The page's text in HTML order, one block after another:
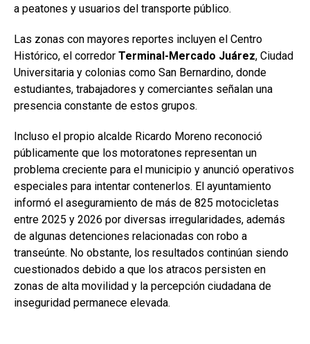
a peatones y usuarios del transporte público.
Las zonas con mayores reportes incluyen el Centro
Histórico, el corredor Terminal-Mercado Juárez, Ciudad
Universitaria y colonias como San Bernardino, donde
estudiantes, trabajadores y comerciantes señalan una
presencia constante de estos grupos.
Incluso el propio alcalde Ricardo Moreno reconoció
públicamente que los motoratones representan un
problema creciente para el municipio y anunció operativos
especiales para intentar contenerlos. El ayuntamiento
informó el aseguramiento de más de 825 motocicletas
entre 2025 y 2026 por diversas irregularidades, además
de algunas detenciones relacionadas con robo a
transeúnte. No obstante, los resultados continúan siendo
cuestionados debido a que los atracos persisten en
zonas de alta movilidad y la percepción ciudadana de
inseguridad permanece elevada.